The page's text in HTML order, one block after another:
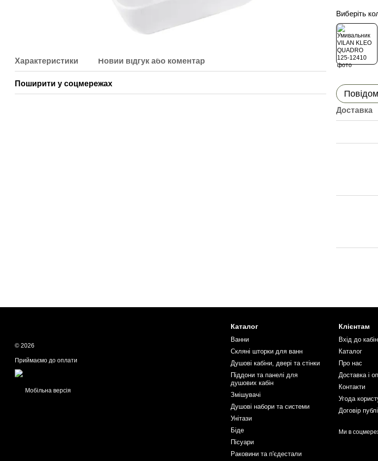
Характеристики Новий відгук або коментар
Поширити у соцмережах
Виберіть
Доставка
© 2026
Приймаємо до оплати
Мобільна версія
Каталог
Ванни
Скляні шторки для ванн
Душові кабіни, двері та стінки
Піддони та панелі для
душових кабін
Змішувачі
Душові набори та системи
Унітази
Біде
Пісуари
Раковини та п'єдестали
Клієнтам
Вхід до
Каталог
Про нас
Доставка і
Контакти
Угода
Договір
Ми в